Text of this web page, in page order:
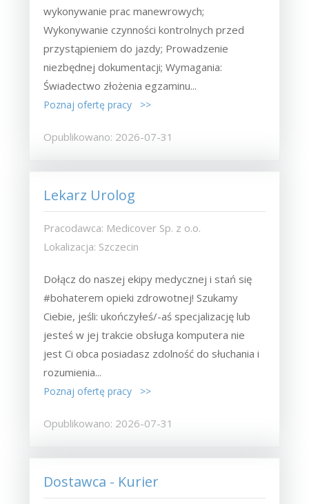
wykonywanie prac manewrowych;
Wykonywanie czynności kontrolnych przed
przystąpieniem do jazdy; Prowadzenie
niezbędnej dokumentacji; Wymagania:
Świadectwo złożenia egzaminu...
Poznaj ofertę pracy >>
Opublikowano: 2026-07-31
Lekarz Urolog
Pracodawca: Medicover Sp. z o.o.
Lokalizacja: Szczecin
Dołącz do naszej ekipy medycznej i stań się
#bohaterem opieki zdrowotnej! Szukamy
Ciebie, jeśli​: ukończyłeś/-aś specjalizację lub
jesteś w jej trakcie obsługa komputera nie
jest Ci obca posiadasz zdolność do słuchania i
rozumienia...
Poznaj ofertę pracy >>
Opublikowano: 2026-07-31
Dostawca - Kurier